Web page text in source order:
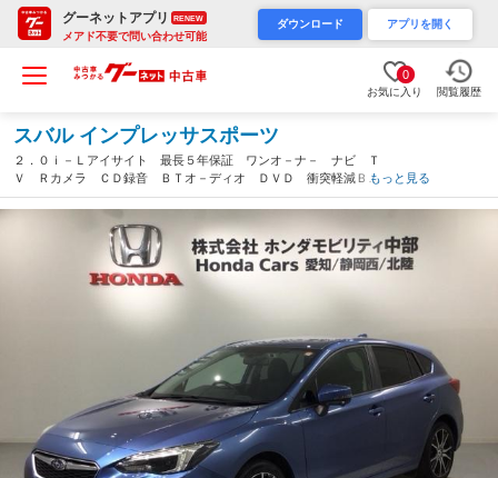
グーネットアプリ RENEW
メアド不要で問い合わせ可能
ダウンロード アプリを開く
0
お気に入り 閲覧履歴
スバル インプレッサスポーツ
２．０ｉ－Ｌアイサイト 最長５年保証 ワンオ－ナ－ ナビ Ｔ
Ｖ Ｒカメラ ＣＤ録音 ＢＴオ－ディオ ＤＶＤ 衝突軽減Ｂ
ドラレコ ＬＥＤライト 横滑り防止 クルコン アルミ スマ－
トキ－ 盗難防止装置 整備記録簿 ＡＡＣ（静岡県）
もっと見る